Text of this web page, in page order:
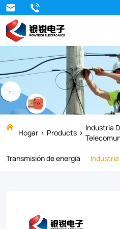
The
PT
adjustment
board
belongs
to
the
connection
in
fittings,
Hogar Products
Industria
Transmisión de energía